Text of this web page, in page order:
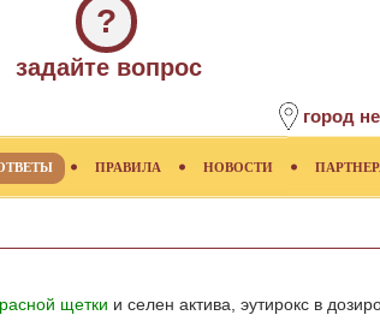
?
задайте вопрос
город
ПРАВИЛА НОВОСТИ
щетки и селен актива, эутирокс в